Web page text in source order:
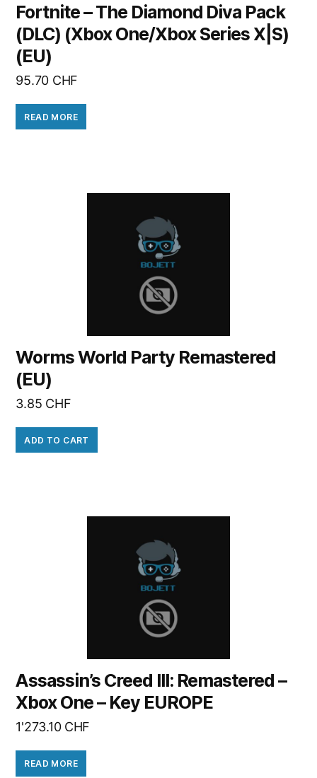
Fortnite – The Diamond Diva Pack
(DLC) (Xbox One/Xbox Series X|S)
(EU)
95.70 CHF
READ MORE
Worms World Party Remastered
(EU)
3.85 CHF
ADD TO CART
Assassin’s Creed III: Remastered –
Xbox One – Key EUROPE
1'273.10 CHF
READ MORE